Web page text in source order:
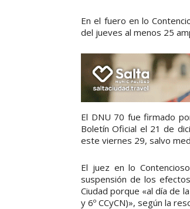
En el fuero en lo
del jueves al menos 25
El DNU 70 fue firmado
Boletín Oficial el 21 de
este viernes 29, salvo
El juez en lo
suspensión de los
Ciudad porque «al día de
y 6º CCyCN)», según la